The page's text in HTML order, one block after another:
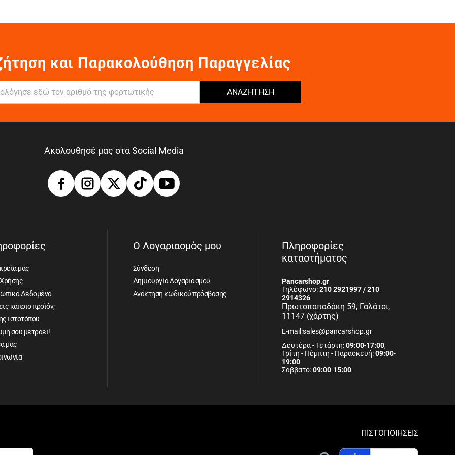
και Παρακολούθηση Παραγγελίας
ΑΝΑΖΗΤΗΣΗ
Ακολουθησέ μας στα Social Media
μας
Δεδομένα
κάποιο προϊόν;
ιστοτόπου
σου μετράει!
μας
Ο Λογαριασμός μου
Σύνδεση
Δημιουργία Λογαριασμού
Ανάκτηση κωδικού πρόσβασης
Πληροφορίες
καταστήματος
Pancarshop.gr
Τηλέφωνο:210 2921997 / 210
2914326
Πρωτοπαπαδάκη 59, Γαλάτσι,
11147 (χάρτης)
E-mail:sales@pancarshop.gr
Δευτέρα - Τετάρτη:09:00-17:00,
Τρίτη - Πέμπτη - Παρασκευή:09:00-
19:00
Σάββατο:09:00-15:00
ΠΙΣΤΟΠΟΙΗΣΕΙΣ